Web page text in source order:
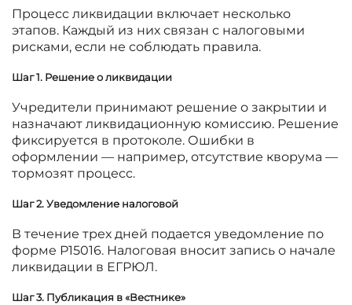
Процесс ликвидации включает несколько
этапов. Каждый из них связан с налоговыми
рисками, если не соблюдать правила.
Шаг 1. Решение о ликвидации
Учредители принимают решение о закрытии и
назначают ликвидационную комиссию. Решение
фиксируется в протоколе. Ошибки в
оформлении — например, отсутствие кворума —
тормозят процесс.
Шаг 2. Уведомление налоговой
В течение трех дней подается уведомление по
форме Р15016. Налоговая вносит запись о начале
ликвидации в ЕГРЮЛ.
Шаг 3. Публикация в «Вестнике»